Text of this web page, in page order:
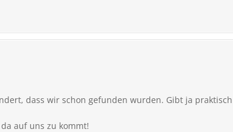
dass wir schon gefunden wurden. Gibt ja
auf uns zu kommt!